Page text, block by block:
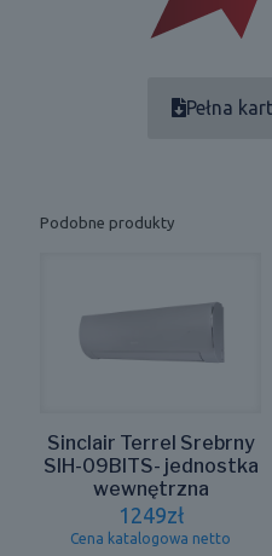
Pełna
Podobne produkty
Sinclair Terrel Srebrny
SIH-09BITS- jednostka
wewnętrzna
1249zł
Cena katalogowa netto